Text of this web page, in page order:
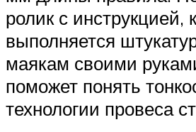
ролик с инструкцией,
выполняется
маякам своими
поможет понять
технологии провеса